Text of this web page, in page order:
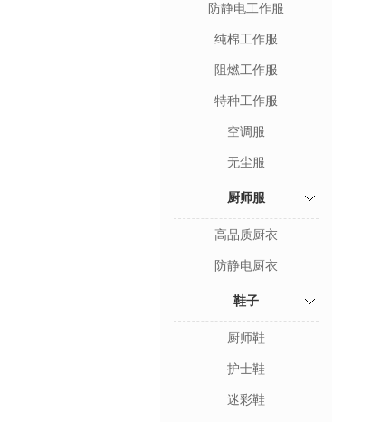
防静电工作服
纯棉工作服
阻燃工作服
特种工作服
空调服
无尘服
厨师服
高品质厨衣
防静电厨衣
鞋子
厨师鞋
护士鞋
迷彩鞋